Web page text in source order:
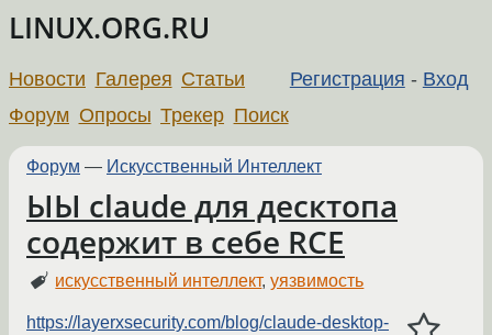
LINUX.ORG.RU
Регистрация - Вход
Новости Галерея Статьи
Форум Опросы Трекер Поиск
Форум — Искусственный Интеллект
ЫЫ claude для десктопа
содержит в себе RCE
искусственный интеллект,уязвимость
https://layerxsecurity.com/blog/claude-desktop-